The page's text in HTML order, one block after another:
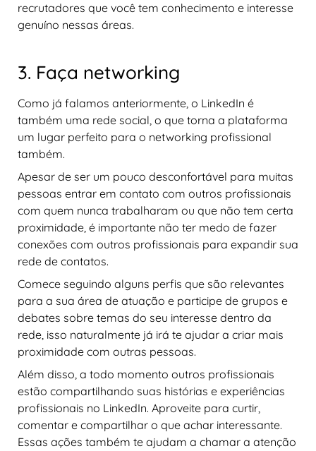
recrutadores que você tem conhecimento e interesse
genuíno nessas áreas.
3. Faça networking
Como já falamos anteriormente, o LinkedIn é
também uma rede social, o que torna a plataforma
um lugar perfeito para o networking profissional
também.
Apesar de ser um pouco desconfortável para muitas
pessoas entrar em contato com outros profissionais
com quem nunca trabalharam ou que não tem certa
proximidade, é importante não ter medo de fazer
conexões com outros profissionais para expandir sua
rede de contatos.
Comece seguindo alguns perfis que são relevantes
para a sua área de atuação e participe de grupos e
debates sobre temas do seu interesse dentro da
rede, isso naturalmente já irá te ajudar a criar mais
proximidade com outras pessoas.
Além disso, a todo momento outros profissionais
estão compartilhando suas histórias e experiências
profissionais no LinkedIn. Aproveite para curtir,
comentar e compartilhar o que achar interessante.
Essas ações também te ajudam a chamar a atenção